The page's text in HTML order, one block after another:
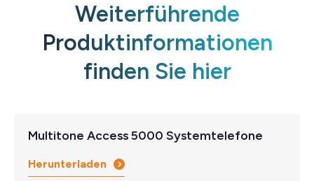
Weiterführende
Produktinformationen
finden Sie hier
Multitone Access 5000 Systemtelefone
Herunterladen